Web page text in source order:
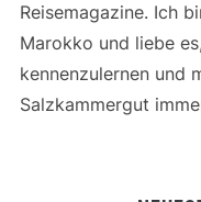
Reisemagazine. Ich
Marokko und liebe
kennenzulernen und
Salzkammergut